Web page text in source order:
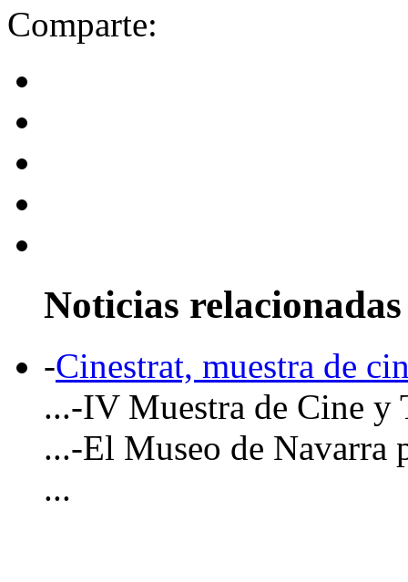
Comparte:
Noticias relacionadas
-Cinestrat, muestra de
...-IV Muestra de Cine y
...-El Museo de Navarra
...